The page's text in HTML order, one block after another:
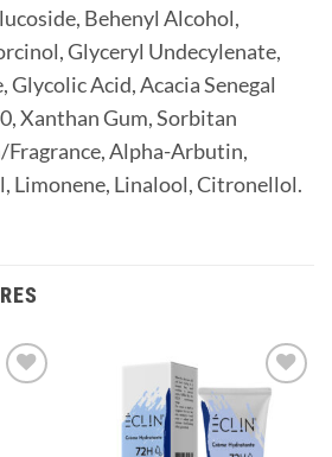
Behenyl Alcohol,
Glyceryl Undecylenate,
Acid, Acacia Senegal
Xanthan Gum, Sorbitan
Alpha-Arbutin,
Limonene, Linalool, Citronellol.
Ajouter